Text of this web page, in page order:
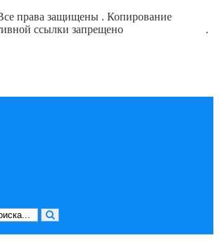
права защищены . Копирование
ссылки запрещено
.